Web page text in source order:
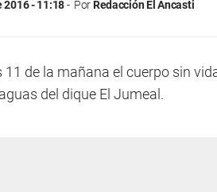
2016 - 11:18 PorRedacción El Ancasti
11 de la mañana el cuerpo sin
del dique El Jumeal.